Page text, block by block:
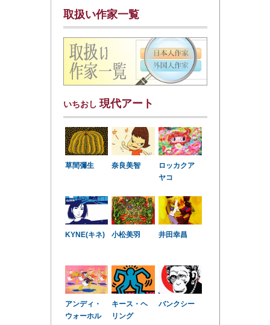
取扱い作家一覧
いちおし 現代アート
草間彌生 奈良美智
ロッカクア
ヤコ
KYNE(キネ) 小松美羽 井田幸昌
アンディ・
ウォーホル
キース・ヘ
リング
バンクシー